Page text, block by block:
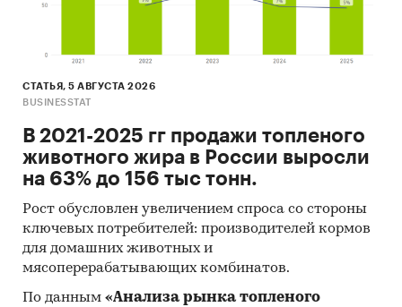
СТАТЬЯ, 5 АВГУСТА 2026
BUSINESSTAT
В 2021-2025 гг продажи топленого
животного жира в России выросли
на 63% до 156 тыс тонн.
Рост обусловлен увеличением спроса со стороны
ключевых потребителей: производителей кормов
для домашних животных и
мясоперерабатывающих комбинатов.
По данным «Анализа рынка топленого